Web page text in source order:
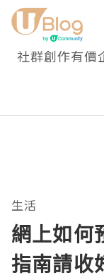
社群創作有價
生活
網上如何
指南請收